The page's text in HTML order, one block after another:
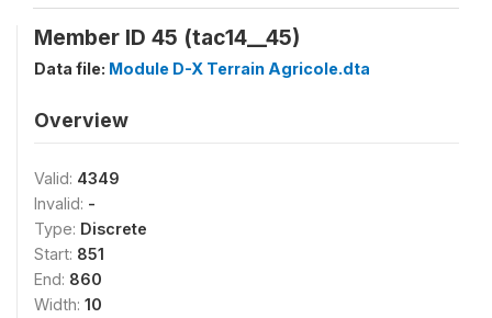
Member ID 45 (tac14__45)
Data file: Module D-X Terrain Agricole.dta
Overview
Valid: 4349
Invalid: -
Type: Discrete
Start: 851
End: 860
Width: 10